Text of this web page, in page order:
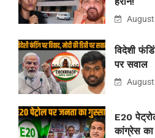
विदेशी
पर सवाल
E20
कांग्रेस